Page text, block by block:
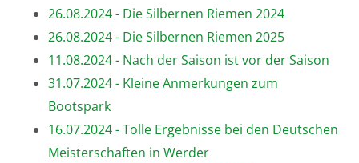
26.08.2024 - Die Silbernen Riemen 2024
26.08.2024 - Die Silbernen Riemen 2025
11.08.2024 - Nach der Saison ist vor der Saison
31.07.2024 - Kleine Anmerkungen zum
Bootspark
16.07.2024 - Tolle Ergebnisse bei den Deutschen
Meisterschaften in Werder